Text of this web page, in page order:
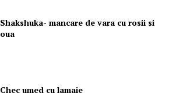
Shakshuka- mancare de vara cu rosii si
oua
Chec umed cu lamaie